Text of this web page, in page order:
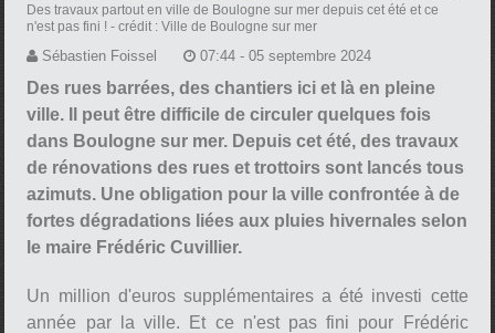
Des travaux partout en ville de Boulogne sur mer depuis cet été et ce
n'est pas fini ! - crédit : Ville de Boulogne sur mer
Sébastien Foissel 07:44 - 05 septembre 2024
Des rues barrées, des chantiers ici et là en pleine
ville. Il peut être difficile de circuler quelques fois
dans Boulogne sur mer. Depuis cet été, des travaux
de rénovations des rues et trottoirs sont lancés tous
azimuts. Une obligation pour la ville confrontée à de
fortes dégradations liées aux pluies hivernales selon
le maire Frédéric Cuvillier.
Un million d'euros supplémentaires a été investi cette
année par la ville. Et ce n'est pas fini pour Frédéric